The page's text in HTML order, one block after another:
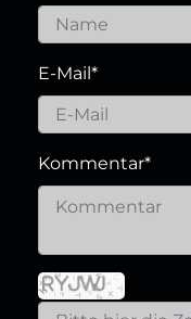
E-Mail*
Kommentar*